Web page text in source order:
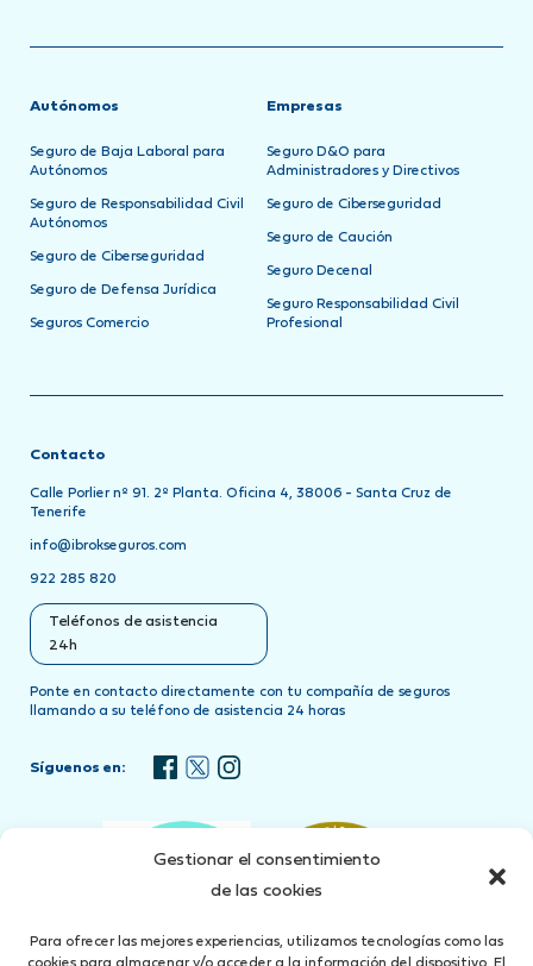
Gestionar el consentimiento
de las cookies
Para ofrecer las mejores experiencias, utilizamos tecnologías como las
cookies para almacenar y/o acceder a la información del dispositivo. El
Autónomos
Seguro de Baja Laboral para
Autónomos
Seguro de Responsabilidad Civil
Autónomos
Seguro de Ciberseguridad
Seguro de Defensa Jurídica
Seguros Comercio
Empresas
Seguro D&O para
Administradores y Directivos
Seguro de Ciberseguridad
Seguro de Caución
Seguro Decenal
Seguro Responsabilidad Civil
Profesional
Contacto
Calle Porlier nº 91. 2º Planta. Oficina 4, 38006 - Santa Cruz de
Tenerife
info@ibrokseguros.com
922 285 820
Teléfonos de asistencia
24h
Ponte en contacto directamente con tu compañía de seguros
llamando a su teléfono de asistencia 24 horas
Síguenos en: